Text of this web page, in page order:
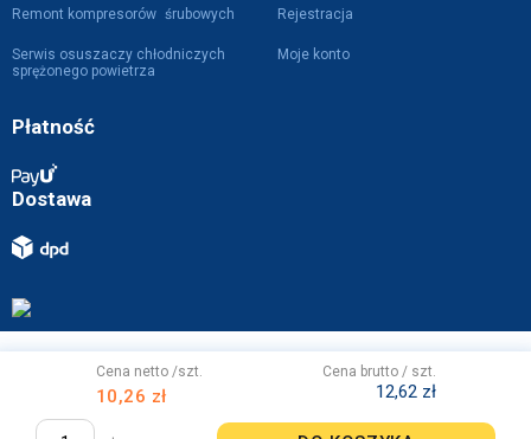
Cena netto /szt.
10,26 zł
Cena brutto / szt.
12,62 zł
Remont kompresorów śrubowych
Serwis osuszaczy chłodniczych
sprężonego powietrza
Rejestracja
Moje konto
Płatność
Dostawa
Projekt i wykonanie z przez WebVIST